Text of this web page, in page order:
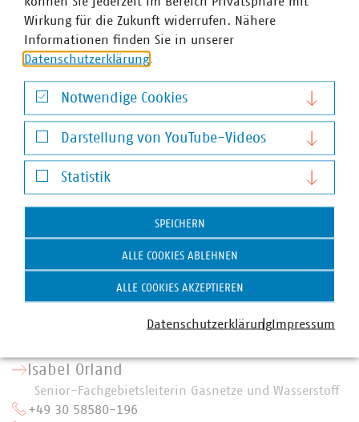
Isabel Orland
Senior-Fachgebietsleiterin Gasnetze und Wasserstoff
+49 30 58580-196
Wirkung für die Zukunft widerrufen. Nähere
Informationen finden Sie in unserer
Datenschutzerklärung.
Notwendige Cookies
Notwendige Cookies
Darstellung von YouTube-Videos
Darstellung von YouTube-Videos
Statistik
Statistik
SPEICHERN
ALLE COOKIES ABLEHNEN
ALLE COOKIES AKZEPTIEREN
DatenschutzerklärungImpressum